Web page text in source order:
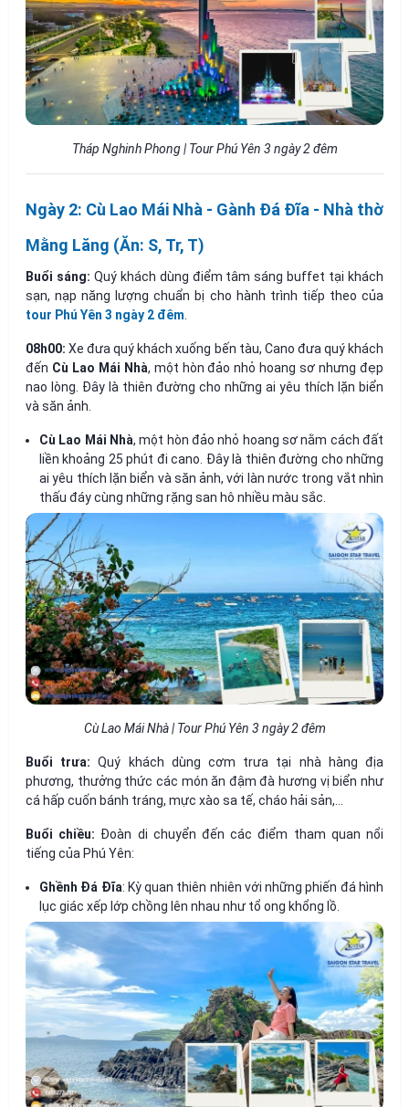
Tháp Nghinh Phong | Tour Phú Yên 3 ngày 2 đêm
Ngày 2: Cù Lao Mái Nhà - Gành Đá Đĩa - Nhà thờ
Mằng Lăng (Ăn: S, Tr, T)
Buổi sáng: Quý khách dùng điểm tâm sáng buffet tại khách
sạn, nạp năng lượng chuẩn bị cho hành trình tiếp theo của
tour Phú Yên 3 ngày 2 đêm.
08h00: Xe đưa quý khách xuống bến tàu, Cano đưa quý khách
đến Cù Lao Mái Nhà, một hòn đảo nhỏ hoang sơ nhưng đẹp
nao lòng. Đây là thiên đường cho những ai yêu thích lặn biển
và săn ảnh.
Cù Lao Mái Nhà, một hòn đảo nhỏ hoang sơ nằm cách đất
liền khoảng 25 phút đi cano. Đây là thiên đường cho những
ai yêu thích lặn biển và săn ảnh, với làn nước trong vắt nhìn
thấu đáy cùng những rặng san hô nhiều màu sắc.
Cù Lao Mái Nhà | Tour Phú Yên 3 ngày 2 đêm
Buổi trưa: Quý khách dùng cơm trưa tại nhà hàng địa
phương, thưởng thức các món ăn đậm đà hương vị biển như
cá hấp cuốn bánh tráng, mực xào sa tế, cháo hải sản,...
Buổi chiều: Đoàn di chuyển đến các điểm tham quan nổi
tiếng của Phú Yên:
Ghềnh Đá Đĩa: Kỳ quan thiên nhiên với những phiến đá hình
lục giác xếp lớp chồng lên nhau như tổ ong khổng lồ.